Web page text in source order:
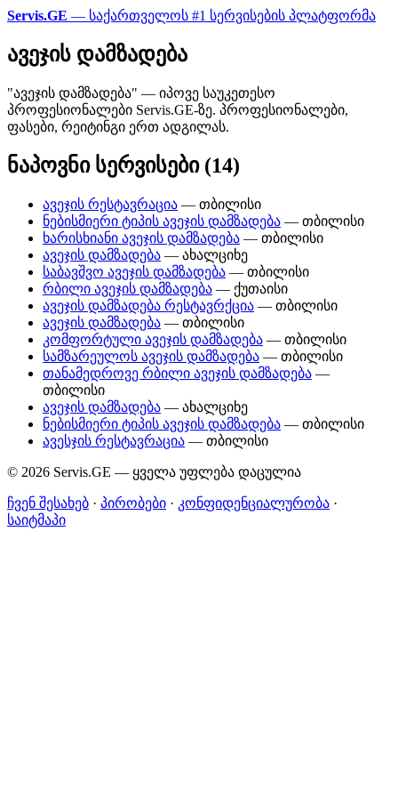
Servis.GE — საქართველოს #1 სერვისების პლატფორმა
ავეჯის დამზადება
"ავეჯის დამზადება" — იპოვე საუკეთესო
პროფესიონალები Servis.GE-ზე. პროფესიონალები,
ფასები, რეიტინგი ერთ ადგილას.
ნაპოვნი სერვისები (14)
ავეჯის რესტავრაცია — თბილისი
ნებისმიერი ტიპის ავეჯის დამზადება — თბილისი
ხარისხიანი ავეჯის დამზადება — თბილისი
ავეჯის დამზადება — ახალციხე
საბავშვო ავეჯის დამზადება — თბილისი
რბილი ავეჯის დამზადება — ქუთაისი
ავეჯის დამზადება რესტავრქცია — თბილისი
ავეჯის დამზადება — თბილისი
კომფორტული ავეჯის დამზადება — თბილისი
სამზარეულოს ავეჯის დამზადება — თბილისი
თანამედროვე რბილი ავეჯის დამზადება —
თბილისი
ავეჯის დამზადება — ახალციხე
ნებისმიერი ტიპის ავეჯის დამზადება — თბილისი
ავესჯის რესტავრაცია — თბილისი
© 2026 Servis.GE — ყველა უფლება დაცულია
ჩვენ შესახებ · პირობები · კონფიდენციალურობა ·
საიტმაპი